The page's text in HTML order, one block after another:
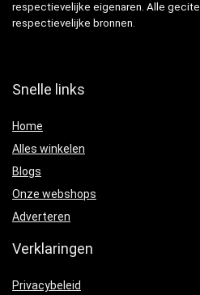
respectievelijke eigenaren. Alle
respectievelijke bronnen.
Snelle links
Home
Alles winkelen
Blogs
Onze webshops
Adverteren
Verklaringen
Privacybeleid